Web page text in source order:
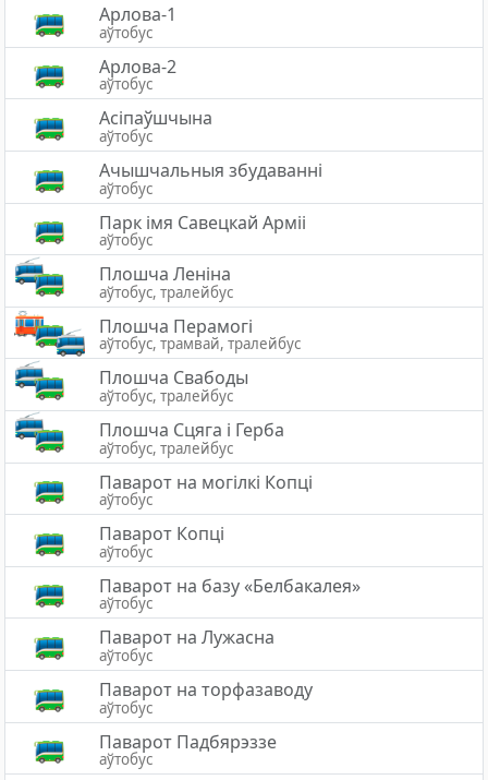
Арлова-1
аўтобус
Арлова-2
аўтобус
Асіпаўшчына
аўтобус
Ачышчальныя збудаванні
аўтобус
Парк імя Савецкай Арміі
аўтобус
Плошча Леніна
аўтобус, тралейбус
Плошча Перамогі
аўтобус, трамвай, тралейбус
Плошча Свабоды
аўтобус, тралейбус
Плошча Сцяга i Герба
аўтобус, тралейбус
Паварот на могілкі Копці
аўтобус
Паварот Копці
аўтобус
Паварот на базу «Белбакалея»
аўтобус
Паварот на Лужасна
аўтобус
Паварот на торфазаводу
аўтобус
Паварот Падбярэззе
аўтобус